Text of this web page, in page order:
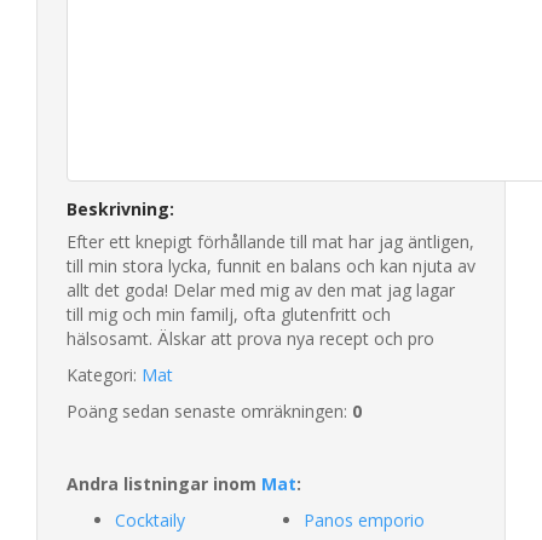
Beskrivning:
Efter ett knepigt förhållande till mat har jag äntligen,
till min stora lycka, funnit en balans och kan njuta av
allt det goda! Delar med mig av den mat jag lagar
till mig och min familj, ofta glutenfritt och
hälsosamt. Älskar att prova nya recept och pro
Kategori: Mat
Poäng sedan senaste omräkningen: 0
Andra listningar inom Mat:
Cocktaily
Panos emporio